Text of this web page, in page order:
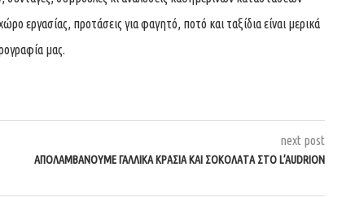
εργασίας, προτάσεις για φαγητό, ποτό και ταξίδια είναι μερικά
μας.
next post
ΑΠΟΛΑΜΒΆΝΟΥΜΕ ΓΑΛΛΙΚΆ ΚΡΑΣΙΆ ΚΑΙ ΣΟΚΟΛΆΤΑ ΣΤΟ L’AUDRION